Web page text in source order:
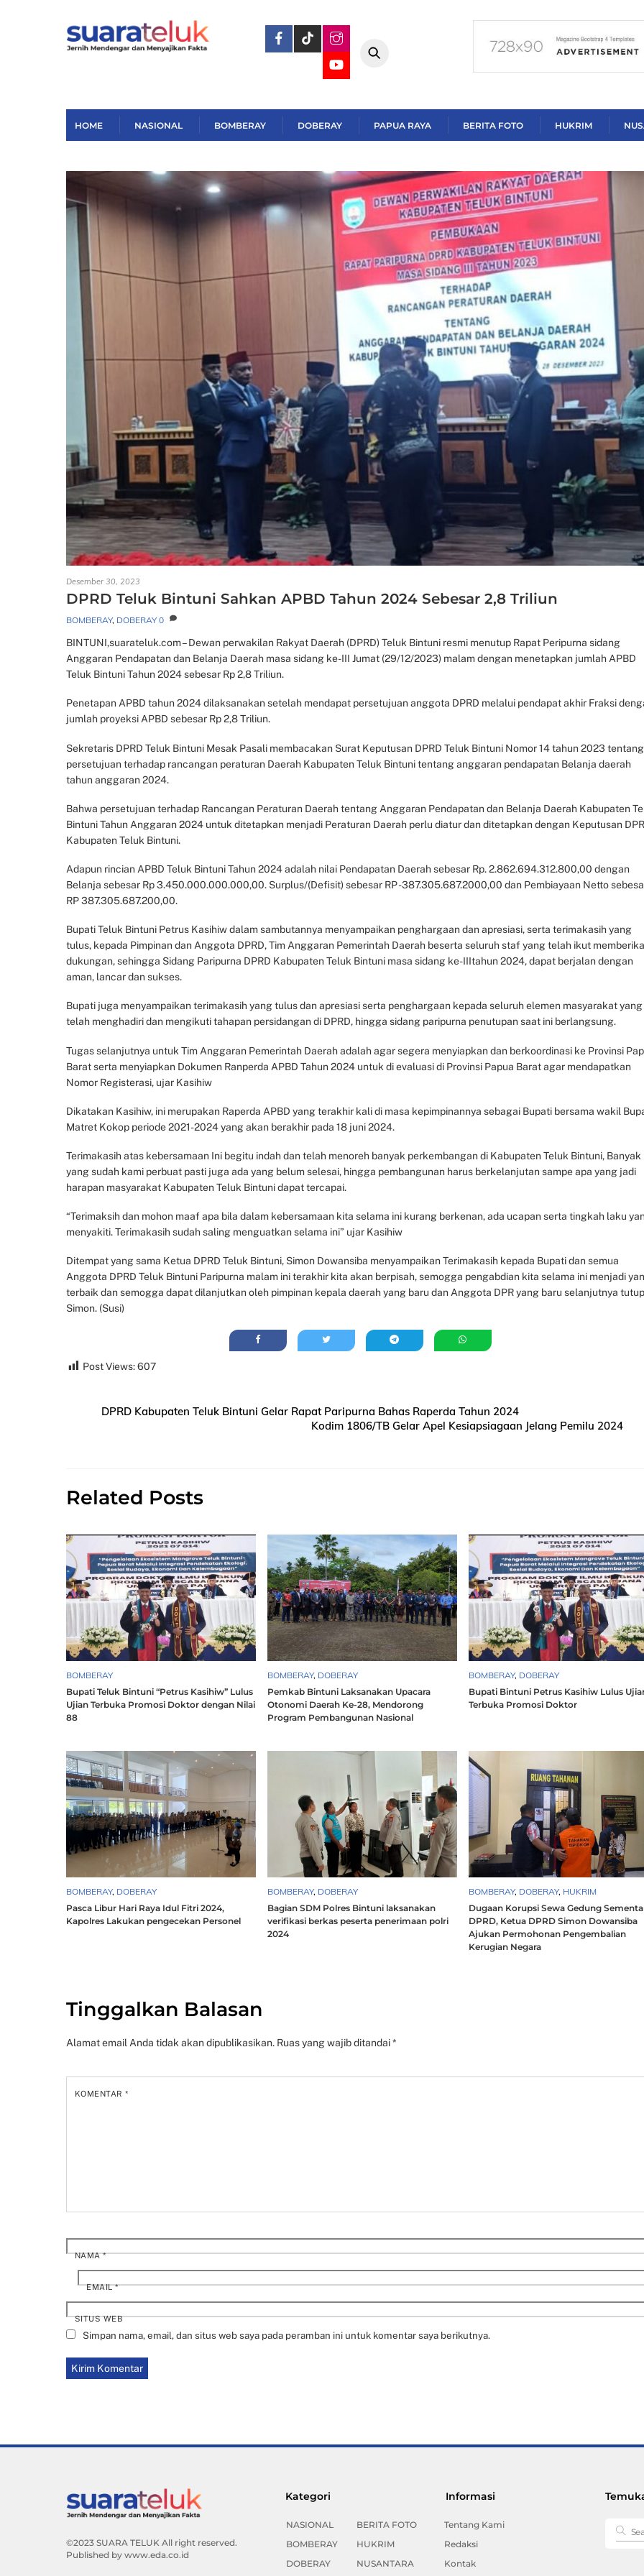
HOME NASIONAL BOMBERAY DOBERAY PAPUA RAYA BERITA FOTO HUKRIM
Desember 30, 2023
DPRD Teluk Bintuni Sahkan APBD Tahun 2024 Sebesar 2,8 Triliun
BOMBERAY, DOBERAY 0
BINTUNI,suarateluk.com – Dewan perwakilan Rakyat Daerah (DPRD) Teluk Bintuni resmi menutup Rapat Peripurna sidang
Anggaran Pendapatan dan Belanja Daerah masa sidang ke-III Jumat (29/12/2023) malam dengan menetapkan jumlah APBD
Teluk Bintuni Tahun 2024 sebesar Rp 2,8 Triliun.
Penetapan APBD tahun 2024 dilaksanakan setelah mendapat persetujuan anggota DPRD melalui pendapat akhir Fraksi
jumlah proyeksi APBD sebesar Rp 2,8 Triliun.
Sekretaris DPRD Teluk Bintuni Mesak Pasali membacakan Surat Keputusan DPRD Teluk Bintuni Nomor 14 tahun 2023 tentang
persetujuan terhadap rancangan peraturan Daerah Kabupaten Teluk Bintuni tentang anggaran pendapatan Belanja daerah
tahun anggaran 2024.
Bahwa persetujuan terhadap Rancangan Peraturan Daerah tentang Anggaran Pendapatan dan Belanja Daerah Kabupaten
Bintuni Tahun Anggaran 2024 untuk ditetapkan menjadi Peraturan Daerah perlu diatur dan ditetapkan dengan Keputusan
Kabupaten Teluk Bintuni.
Adapun rincian APBD Teluk Bintuni Tahun 2024 adalah nilai Pendapatan Daerah sebesar Rp. 2.862.694.312.800,00 dengan
Belanja sebesar Rp 3.450.000.000.000,00. Surplus/(Defisit) sebesar RP -387.305.687.2000,00 dan Pembiayaan Netto
RP 387.305.687.200,00.
Bupati Teluk Bintuni Petrus Kasihiw dalam sambutannya menyampaikan penghargaan dan apresiasi, serta terimakasih yang
tulus, kepada Pimpinan dan Anggota DPRD, Tim Anggaran Pemerintah Daerah beserta seluruh staf yang telah ikut
dukungan, sehingga Sidang Paripurna DPRD Kabupaten Teluk Bintuni masa sidang ke-IIItahun 2024, dapat berjalan dengan
aman, lancar dan sukses.
Bupati juga menyampaikan terimakasih yang tulus dan apresiasi serta penghargaan kepada seluruh elemen masyarakat yang
telah menghadiri dan mengikuti tahapan persidangan di DPRD, hingga sidang paripurna penutupan saat ini berlangsung.
Tugas selanjutnya untuk Tim Anggaran Pemerintah Daerah adalah agar segera menyiapkan dan berkoordinasi ke Provinsi
Barat serta menyiapkan Dokumen Ranperda APBD Tahun 2024 untuk di evaluasi di Provinsi Papua Barat agar mendapatkan
Nomor Registerasi, ujar Kasihiw
Dikatakan Kasihiw, ini merupakan Raperda APBD yang terakhir kali di masa kepimpinannya sebagai Bupati bersama wakil
Matret Kokop periode 2021-2024 yang akan berakhir pada 18 juni 2024.
Terimakasih atas kebersamaan Ini begitu indah dan telah menoreh banyak perkembangan di Kabupaten Teluk Bintuni, Banyak
yang sudah kami perbuat pasti juga ada yang belum selesai, hingga pembangunan harus berkelanjutan sampe apa yang jadi
harapan masyarakat Kabupaten Teluk Bintuni dapat tercapai.
“Terimaksih dan mohon maaf apa bila dalam kebersamaan kita selama ini kurang berkenan, ada ucapan serta tingkah laku
menyakiti. Terimakasih sudah saling menguatkan selama ini” ujar Kasihiw
Ditempat yang sama Ketua DPRD Teluk Bintuni, Simon Dowansiba menyampaikan Terimakasih kepada Bupati dan semua
Anggota DPRD Teluk Bintuni Paripurna malam ini terakhir kita akan berpisah, semogga pengabdian kita selama ini menjadi
terbaik dan semogga dapat dilanjutkan oleh pimpinan kepala daerah yang baru dan Anggota DPR yang baru selanjutnya tutup
Simon. (Susi)
Post Views:607
DPRD Kabupaten Teluk Bintuni Gelar Rapat Paripurna Bahas Raperda Tahun 2024
Kodim 1806/TB Gelar Apel Kesiapsiagaan Jelang Pemilu 2024
Related Posts
BOMBERAY
Bupati Teluk Bintuni “Petrus Kasihiw” Lulus
Ujian Terbuka Promosi Doktor dengan Nilai
88
BOMBERAY, DOBERAY
Pemkab Bintuni Laksanakan Upacara
Otonomi Daerah Ke-28, Mendorong
Program Pembangunan Nasional
BOMBERAY, DOBERAY
Bupati Bintuni Petrus Kasihiw Lulus
Terbuka Promosi Doktor
BOMBERAY, DOBERAY
Pasca Libur Hari Raya Idul Fitri 2024,
Kapolres Lakukan pengecekan Personel
BOMBERAY, DOBERAY
Bagian SDM Polres Bintuni laksanakan
verifikasi berkas peserta penerimaan polri
2024
BOMBERAY, DOBERAY, HUKRIM
Dugaan Korupsi Sewa Gedung
DPRD, Ketua DPRD Simon Dowansiba
Ajukan Permohonan Pengembalian
Kerugian Negara
Tinggalkan Balasan
Alamat email Anda tidak akan dipublikasikan. Ruas yang wajib ditandai*
KOMENTAR*
NAMA*
EMAIL*
SITUS WEB
Simpan nama, email, dan situs web saya pada peramban ini untuk komentar saya berikutnya.
Back
©2023 SUARA TELUK All right reserved.
Published by www.eda.co.id
Kategori
NASIONAL
BOMBERAY
DOBERAY
BERITA FOTO
HUKRIM
NUSANTARA
Informasi
Tentang Kami
Redaksi
Kontak